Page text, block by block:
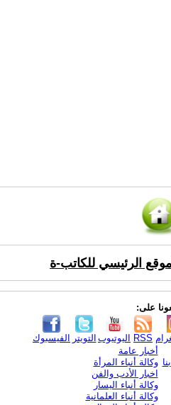
الرئيسي للكاتب-ة
على:
الفيسبوك التويتر اليوتيوب RSS
أخبار عامة
وكالة أنباء المرأة
اخبار الأدب والفن
وكالة أنباء اليسار
وكالة أنباء العلمانية